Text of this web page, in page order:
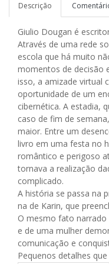
Descrição
Giulio Dougan é
Através de uma rede
escola que há muito
momentos de decisão
isso, a amizade virtual
oportunidade de um
cibernética. A estadia,
caso de fim de
maior. Entre um
livro em uma festa no
romântico e perigoso
tornava a realização
complicado.
A história se passa na
na de Karin, que
O mesmo fato
e de uma mulher
comunicação e
Pequenos detalhes